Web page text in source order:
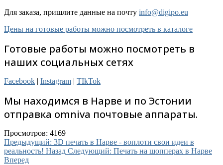
Для заказа, пришлите данные на почту info@digipo.eu
Цены на готовые работы можно посмотреть в каталоге
Готовые работы можно посмотреть в
наших социальных сетях
Facebook | Instagram | TIkTok
Мы находимся в Нарве и по Эстонии
отправка omniva почтовые аппараты.
Просмотров: 4169
Предыдущий: 3D печать в Нарве - воплоти свои идеи в
реальность! Назад Следующий: Печать на шопперах в Нарве
Вперед